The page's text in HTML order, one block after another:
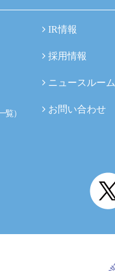
覧）
IR情報
採用情報
ニュースルーム
お問い合わせ